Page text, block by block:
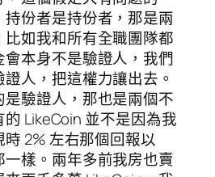
份者是持份者，那是兩
如我和所有全職團隊都
本身不是驗證人，我們
人，把這權力讓出去。
驗證人，那也是兩個不
LikeCoin 並不是因為我
2% 左右那個回報以
樣。兩年多前我房也賣